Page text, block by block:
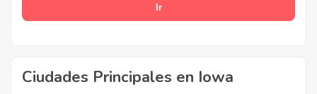
Ciudades Principales en Iowa